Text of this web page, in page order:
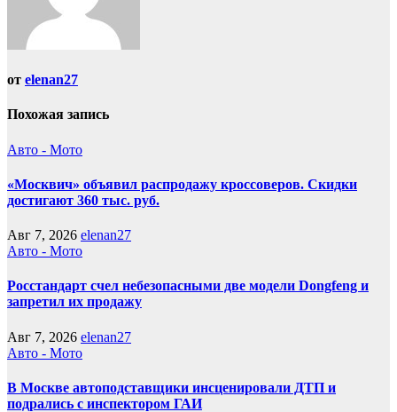
от elenan27
Похожая запись
Авто - Мото
«Москвич» объявил распродажу кроссоверов. Скидки
достигают 360 тыс. руб.
Авг 7, 2026 elenan27
Авто - Мото
Росстандарт счел небезопасными две модели Dongfeng и
запретил их продажу
Авг 7, 2026 elenan27
Авто - Мото
В Москве автоподставщики инсценировали ДТП и
подрались с инспектором ГАИ